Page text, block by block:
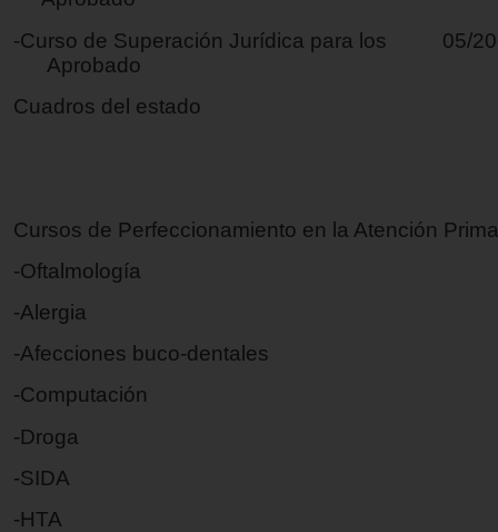
-Curso de Superación Jurídica para los 05/
Aprobado
Cuadros del estado
Cursos de Perfeccionamiento en la Atención
-Oftalmología
-Alergia
-Afecciones buco-dentales
-Computación
-Droga
-SIDA
-HTA